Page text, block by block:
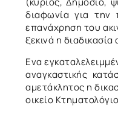
διαφωνία για την
επανάχρηση του
ξεκινά η
Ενα
αναγκαστικής
αμετάκλητος η
οικείο